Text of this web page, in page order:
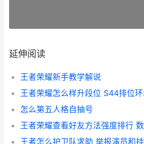
延伸阅读
王者荣耀新手教学解说
怎么第五人格自抽号